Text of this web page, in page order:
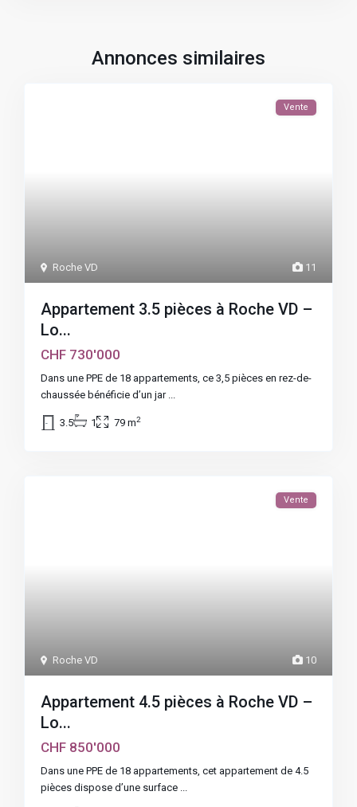
Annonces similaires
11
Roche VD
Vente
Appartement 3.5 pièces à Roche VD –
Lo...
CHF 730'000
Dans une PPE de 18 appartements, ce 3,5 pièces en rez-de-
chaussée bénéficie d’un jar ...
3.5 1 79 m2
10
Roche VD
Vente
Appartement 4.5 pièces à Roche VD –
Lo...
CHF 850'000
Dans une PPE de 18 appartements, cet appartement de 4.5
pièces dispose d’une surface ...